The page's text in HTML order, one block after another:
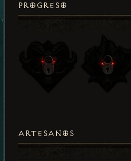
PROGRESO
ARTESANOS